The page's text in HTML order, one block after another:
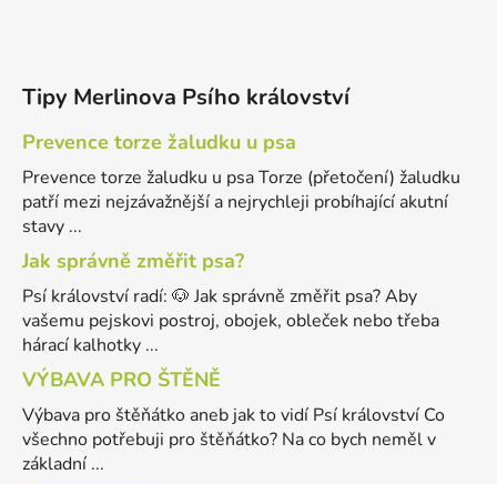
Tipy Merlinova Psího království
Prevence torze žaludku u psa
Prevence torze žaludku u psa Torze (přetočení) žaludku
patří mezi nejzávažnější a nejrychleji probíhající akutní
stavy ...
Jak správně změřit psa?
Psí království radí: 🐶 Jak správně změřit psa? Aby
vašemu pejskovi postroj, obojek, obleček nebo třeba
hárací kalhotky ...
VÝBAVA PRO ŠTĚNĚ
Výbava pro štěňátko aneb jak to vidí Psí království Co
všechno potřebuji pro štěňátko? Na co bych neměl v
základní ...